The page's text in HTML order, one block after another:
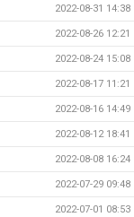
2022-08-31 14:38
2022-08-26 12:21
2022-08-24 15:08
2022-08-17 11:21
2022-08-16 14:49
2022-08-12 18:41
2022-08-08 16:24
2022-07-29 09:48
2022-07-01 08:53